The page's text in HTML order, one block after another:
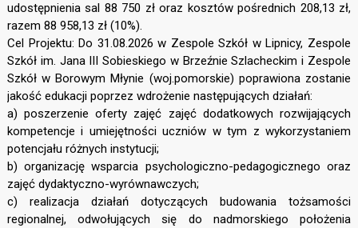
udostępnienia sal 88 750 zł oraz kosztów pośrednich 208,13 zł,
razem 88 958,13 zł (10%).
Cel Projektu: Do 31.08.2026 w Zespole Szkół w Lipnicy, Zespole
Szkół im. Jana III Sobieskiego w Brzeźnie Szlacheckim i Zespole
Szkół w Borowym Młynie (woj.pomorskie) poprawiona zostanie
jakość edukacji poprzez wdrożenie następujących działań:
a) poszerzenie oferty zajęć zajęć dodatkowych rozwijających
kompetencje i umiejętności uczniów w tym z wykorzystaniem
potencjału różnych instytucji;
b) organizację wsparcia psychologiczno-pedagogicznego oraz
zajęć dydaktyczno-wyrównawczych;
c) realizacja działań dotyczących budowania tożsamości
regionalnej, odwołujących się do nadmorskiego położenia